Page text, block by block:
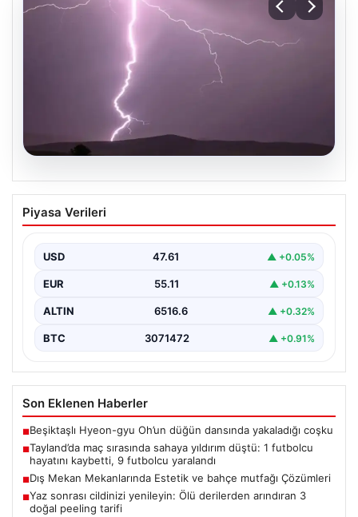
04.08.2026
Tayland’da maç sırasında sahaya
yıldırım düştü: 1 futbolcu hayatını
Piyasa Verileri
USD 47.61 ▲ +0.05%
EUR 55.11 ▲ +0.13%
ALTIN 6516.6 ▲ +0.32%
BTC 3071472 ▲ +0.91%
Son Eklenen Haberler
■Beşiktaşlı Hyeon-gyu Oh’un düğün dansında yakaladığı coşku
■Tayland’da maç sırasında sahaya yıldırım düştü: 1 futbolcu
hayatını kaybetti, 9 futbolcu yaralandı
■Dış Mekan Mekanlarında Estetik ve bahçe mutfağı Çözümleri
■Yaz sonrası cildinizi yenileyin: Ölü derilerden arındıran 3
doğal peeling tarifi